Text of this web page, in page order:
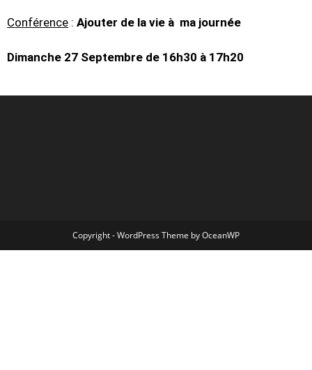
Conférence : Ajouter de la vie à ma journée
Dimanche 27 Septembre de 16h30 à 17h20
Copyright - WordPress Theme by OceanWP